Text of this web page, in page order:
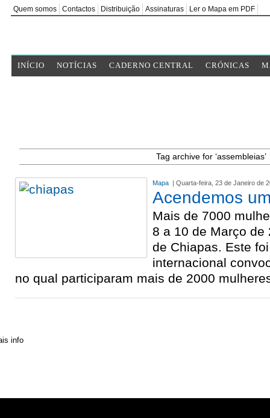
Quem somos Contactos Distribuição Assinaturas Ler o Mapa em PDF
INÍCIO NOTÍCIAS CADERNO CENTRAL CRÓNICAS
Tag archive for ‘assembleias’
Mapa | Quarta-feira, 23 de Janeiro de
Acendemos
Mais de 7000
8 a 10 de Março de
de Chiapas. Este
internacional
no qual participaram mais de 2000